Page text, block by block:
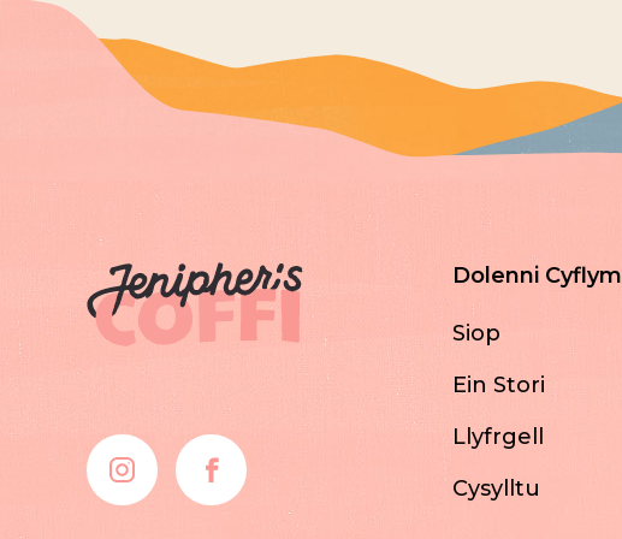
Dolenni Cyflym
Siop
Ein Stori
Llyfrgell
Cysylltu